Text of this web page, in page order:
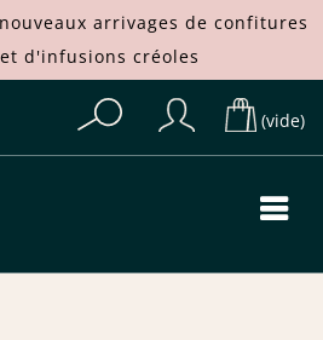
arrivages de confitures
et d'infusions créoles
(vide)